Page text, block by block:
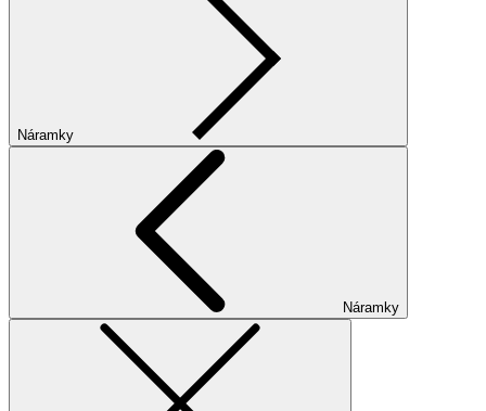
Náramky
Náramky